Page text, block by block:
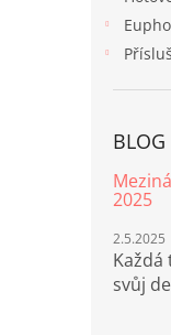
BLOG
2025
2.5.2025
Každá
svůj